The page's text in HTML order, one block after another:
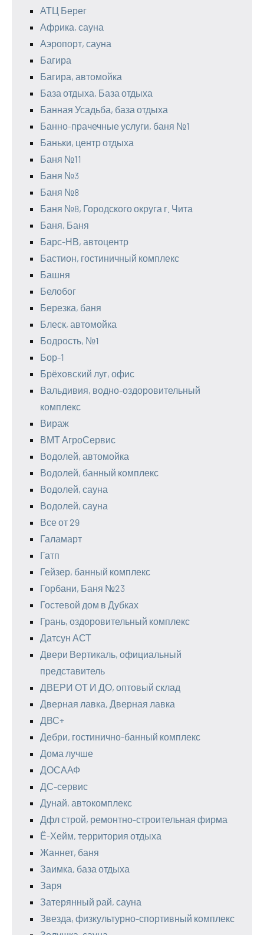
АТЦ Берег
Африка, сауна
Аэропорт, сауна
Багира
Багира, автомойка
База отдыха, База отдыха
Банная Усадьба, база отдыха
Банно-прачечные услуги, баня №1
Баньки, центр отдыха
Баня №11
Баня №3
Баня №8
Баня №8, Городского округа г. Чита
Баня, Баня
Барс-НВ, автоцентр
Бастион, гостиничный комплекс
Башня
Белобог
Березка, баня
Блеск, автомойка
Бодрость, №1
Бор-1
Брёховский луг, офис
Вальдивия, водно-оздоровительный
комплекс
Вираж
ВМТ АгроСервис
Водолей, автомойка
Водолей, банный комплекс
Водолей, сауна
Водолей, сауна
Все от 29
Галамарт
Гатп
Гейзер, банный комплекс
Горбани, Баня №23
Гостевой дом в Дубках
Грань, оздоровительный комплекс
Датсун АСТ
Двери Вертикаль, официальный
представитель
ДВЕРИ ОТ И ДО, оптовый склад
Дверная лавка, Дверная лавка
ДВС+
Дебри, гостинично-банный комплекс
Дома лучше
ДОСААФ
ДС-сервис
Дунай, автокомплекс
Дфл строй, ремонтно-строительная фирма
Ё-Хейм, территория отдыха
Жаннет, баня
Заимка, база отдыха
Заря
Затерянный рай, сауна
Звезда, физкультурно-спортивный комплекс